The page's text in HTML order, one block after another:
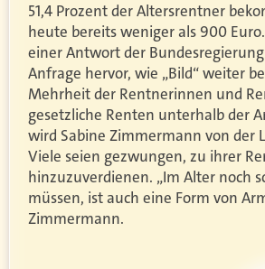
51,4 Prozent der Altersrentner
heute bereits weniger als 900
einer Antwort der
Anfrage hervor, wie „Bild“weiter
Mehrheit der Rentnerinnen und
gesetzliche Renten unterhalb der
wird Sabine Zimmermann von der
Viele seien gezwungen, zu ihrer
hinzuzuverdienen. „Im Alter noch
müssen, ist auch eine Form von
Zimmermann.